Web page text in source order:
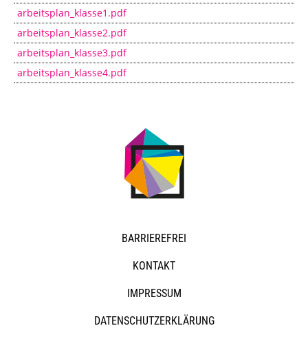
arbeitsplan_klasse1.pdf
arbeitsplan_klasse2.pdf
arbeitsplan_klasse3.pdf
arbeitsplan_klasse4.pdf
BARRIEREFREI
KONTAKT
IMPRESSUM
DATENSCHUTZERKLÄRUNG
Museum Goslar
Porzellanmuseum Schloss Fürstenberg